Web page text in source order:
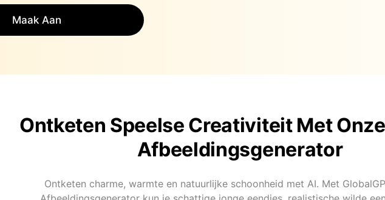
Maak Aan
Ontketen Speelse Creativiteit Met
Afbeeldingsgenerator
Ontketen charme, warmte en natuurlijke schoonheid met AI. Met